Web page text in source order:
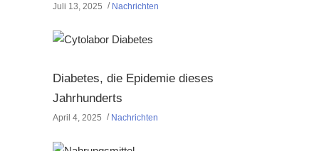
Juli 13, 2025 Nachrichten
Diabetes, die Epidemie dieses
Jahrhunderts
April 4, 2025 Nachrichten